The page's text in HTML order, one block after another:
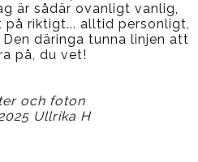
är sådär ovanligt vanlig,
riktigt... alltid personligt,
däringa tunna linjen att
på, du vet!
och foton
Ullrika H